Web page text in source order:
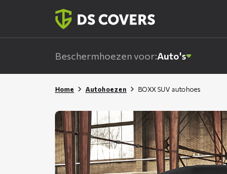
Beschermhoezen voor:Auto's
Home Autohoezen BOXX SUV autohoes